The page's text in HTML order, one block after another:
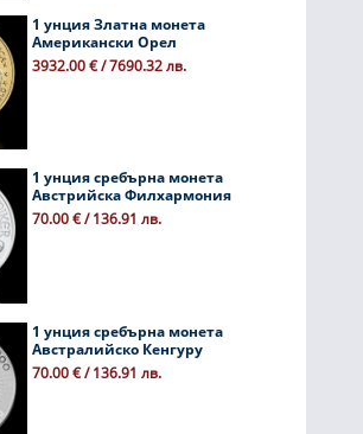
1 унция Златна монета
Американски Орел
3932.00 € / 7690.32 лв.
1 унция сребърна монета
Австрийска Филхармония
70.00 € / 136.91 лв.
1 унция сребърна монета
Австралийско Кенгуру
70.00 € / 136.91 лв.